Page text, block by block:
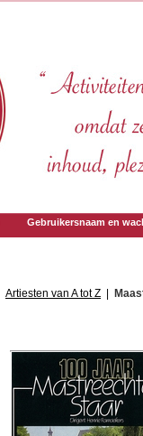
Gebruikersnaam en
Artiesten van A tot Z